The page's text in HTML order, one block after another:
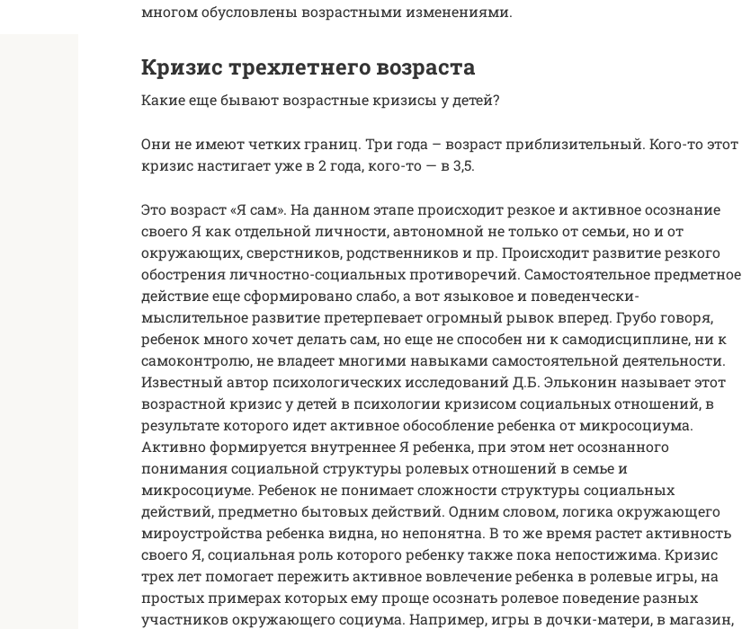
многом обусловлены возрастными изменениями.
Кризис трехлетнего возраста
Какие еще бывают возрастные кризисы у детей?
Они не имеют четких границ. Три года – возраст приблизительный. Кого-то этот
кризис настигает уже в 2 года, кого-то — в 3,5.
Это возраст «Я сам». На данном этапе происходит резкое и активное осознание
своего Я как отдельной личности, автономной не только от семьи, но и от
окружающих, сверстников, родственников и пр. Происходит развитие резкого
обострения личностно-социальных противоречий. Самостоятельное предметное
действие еще сформировано слабо, а вот языковое и поведенчески-
мыслительное развитие претерпевает огромный рывок вперед. Грубо говоря,
ребенок много хочет делать сам, но еще не способен ни к самодисциплине, ни к
самоконтролю, не владеет многими навыками самостоятельной деятельности.
Известный автор психологических исследований Д.Б. Эльконин называет этот
возрастной кризис у детей в психологии кризисом социальных отношений, в
результате которого идет активное обособление ребенка от микросоциума.
Активно формируется внутреннее Я ребенка, при этом нет осознанного
понимания социальной структуры ролевых отношений в семье и
микросоциуме. Ребенок не понимает сложности структуры социальных
действий, предметно бытовых действий. Одним словом, логика окружающего
мироустройства ребенка видна, но непонятна. В то же время растет активность
своего Я, социальная роль которого ребенку также пока непостижима. Кризис
трех лет помогает пережить активное вовлечение ребенка в ролевые игры, на
простых примерах которых ему проще осознать ролевое поведение разных
участников окружающего социума. Например, игры в дочки-матери, в магазин,